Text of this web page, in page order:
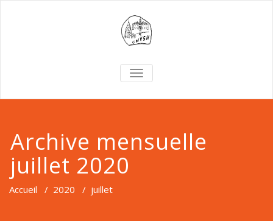
TOGGLE
NAVIGATION
Archive mensuelle
juillet 2020
Accueil / 2020 / juillet